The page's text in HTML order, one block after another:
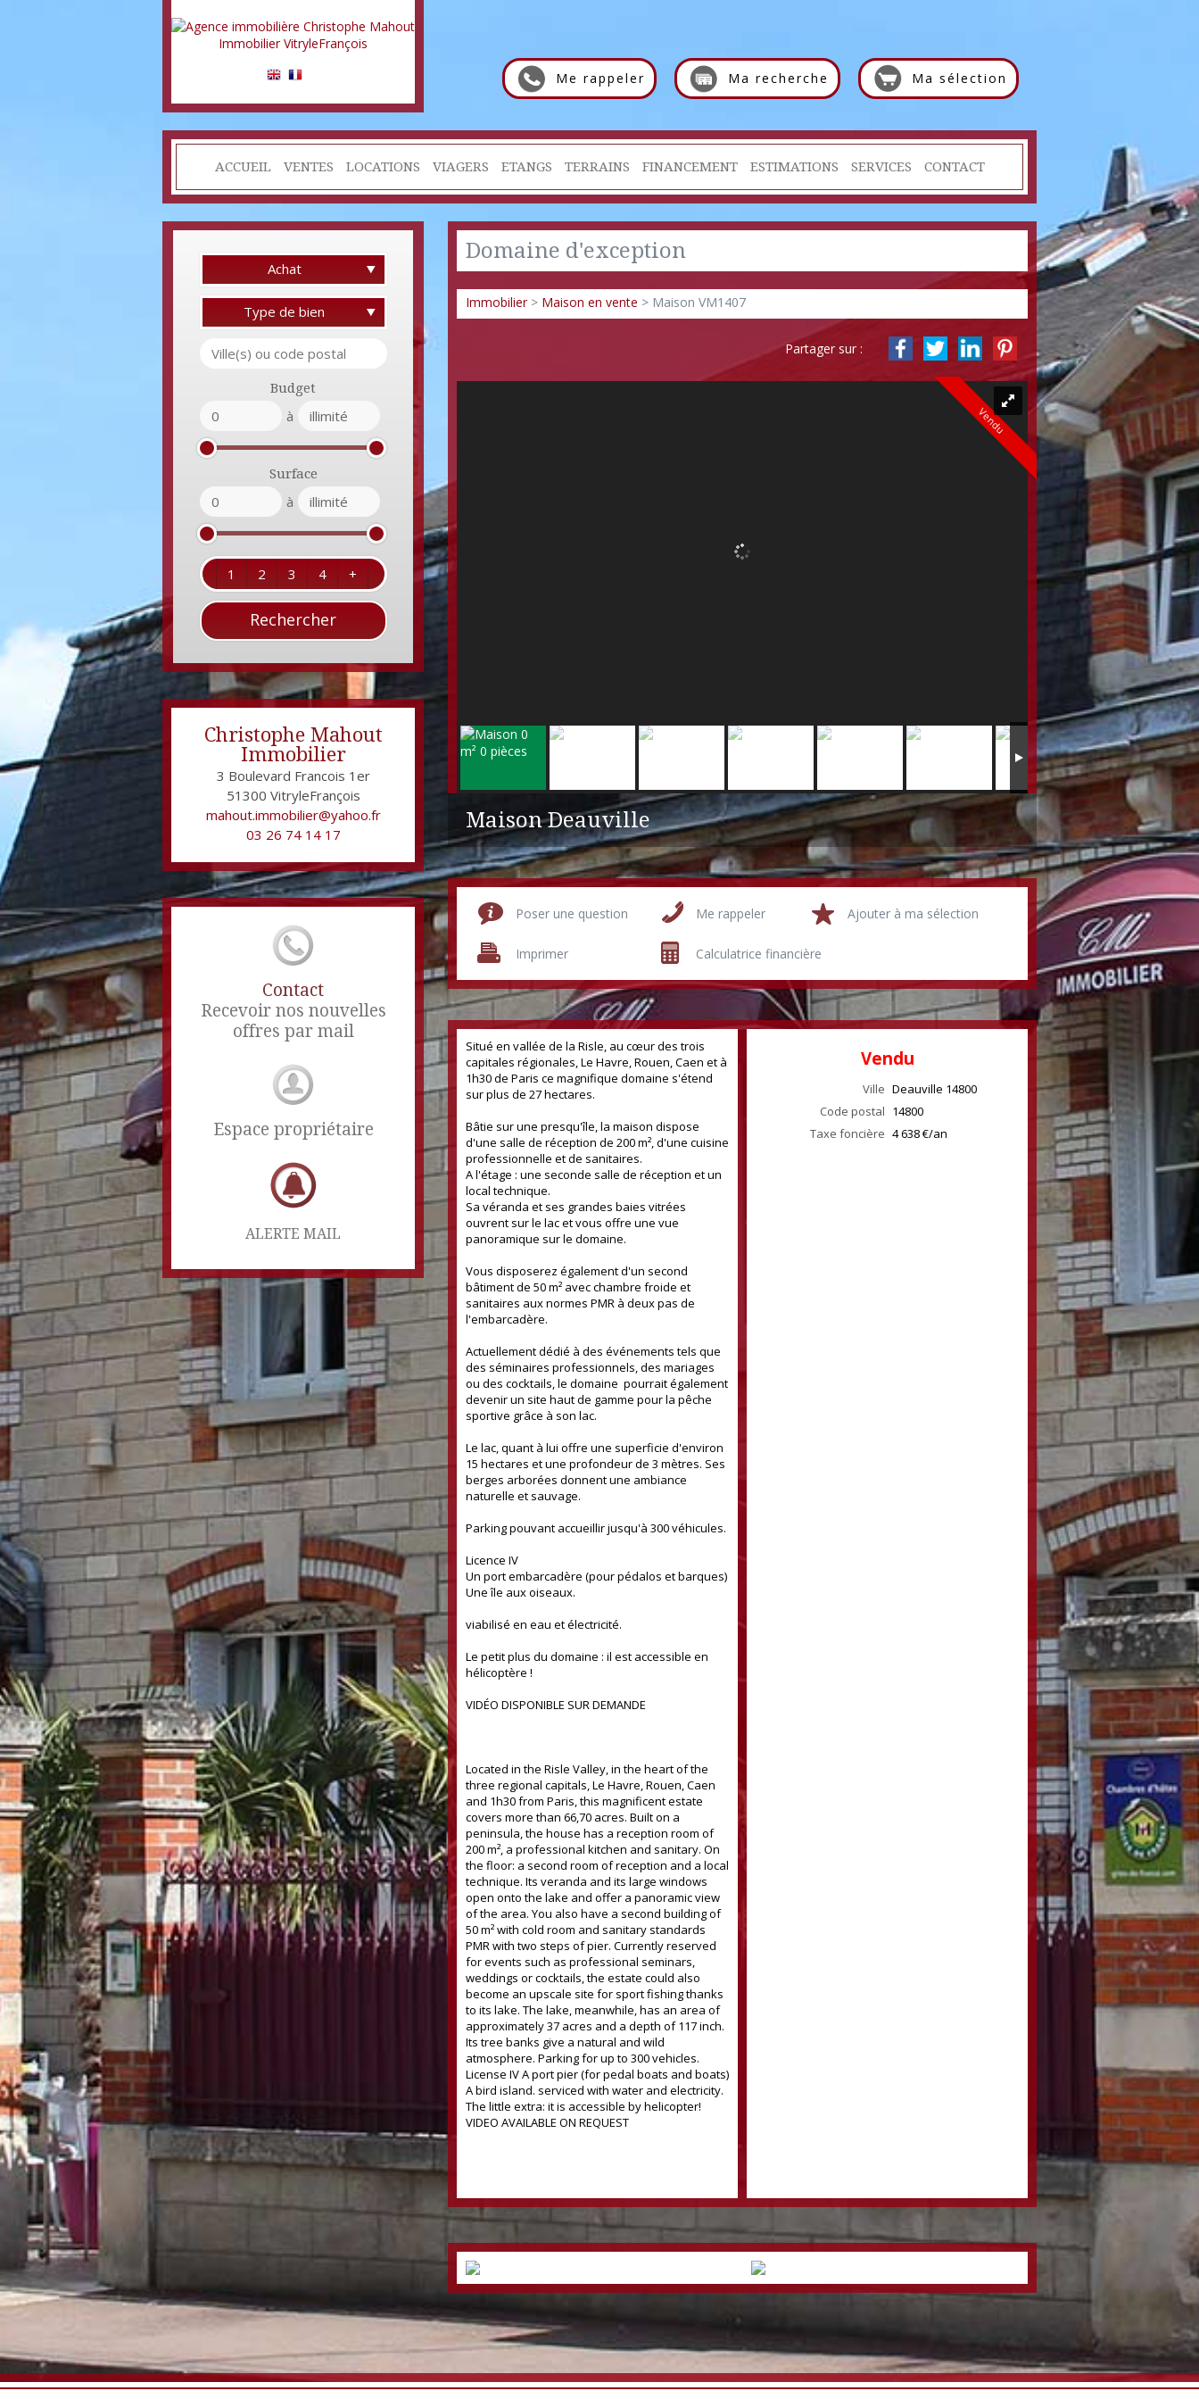
Me rappeler Ma recherche Ma sélection
ACCUEIL VENTES LOCATIONS VIAGERS ETANGS TERRAINS FINANCEMENT ESTIMATIONS SERVICES CONTACT
Achat
Type de bien
Budget
à
Surface
à
1 2 3 4 +
Christophe Mahout
Immobilier
3 Boulevard Francois 1er
51300 VitryleFrançois
mahout.immobilier@yahoo.fr
03 26 74 14 17
Contact
Recevoir nos nouvelles
offres par mail
Espace propriétaire
ALERTE MAIL
Domaine d'exception
Immobilier> Maison en vente > Maison VM1407
Partager sur :
Vendu
Maison Deauville
Poser une question Me rappeler Ajouter à ma sélection
Imprimer Calculatrice financière
Situé en vallée de la Risle, au cœur des trois
capitales régionales, Le Havre, Rouen, Caen et à
1h30 de Paris ce magnifique domaine s'étend
sur plus de 27 hectares.
Bâtie sur une presqu'île, la maison dispose
d'une salle de réception de 200 m², d'une cuisine
professionnelle et de sanitaires.
A l'étage : une seconde salle de réception et un
local technique.
Sa véranda et ses grandes baies vitrées
ouvrent sur le lac et vous offre une vue
panoramique sur le domaine.
Vous disposerez également d'un second
bâtiment de 50 m² avec chambre froide et
sanitaires aux normes PMR à deux pas de
l'embarcadère.
Actuellement dédié à des événements tels que
des séminaires professionnels, des mariages
ou des cocktails, le domaine pourrait également
devenir un site haut de gamme pour la pêche
sportive grâce à son lac.
Le lac, quant à lui offre une superficie d'environ
15 hectares et une profondeur de 3 mètres. Ses
berges arborées donnent une ambiance
naturelle et sauvage.
Parking pouvant accueillir jusqu'à 300 véhicules.
Licence IV
Un port embarcadère (pour pédalos et barques)
Une île aux oiseaux.
viabilisé en eau et électricité.
Le petit plus du domaine : il est accessible en
hélicoptère !
VIDÉO DISPONIBLE SUR DEMANDE
Located in the Risle Valley, in the heart of the
three regional capitals, Le Havre, Rouen, Caen
and 1h30 from Paris, this magnificent estate
covers more than 66,70 acres. Built on a
peninsula, the house has a reception room of
200 m², a professional kitchen and sanitary. On
the floor: a second room of reception and a local
technique. Its veranda and its large windows
open onto the lake and offer a panoramic view
of the area. You also have a second building of
50 m² with cold room and sanitary standards
PMR with two steps of pier. Currently reserved
for events such as professional seminars,
weddings or cocktails, the estate could also
become an upscale site for sport fishing thanks
to its lake. The lake, meanwhile, has an area of
approximately 37 acres and a depth of 117 inch.
Its tree banks give a natural and wild
atmosphere. Parking for up to 300 vehicles.
License IV A port pier (for pedal boats and boats)
A bird island. serviced with water and electricity.
The little extra: it is accessible by helicopter!
VIDEO AVAILABLE ON REQUEST
Vendu
Ville Deauville 14800
Code postal 14800
Taxe foncière 4 638 €/an